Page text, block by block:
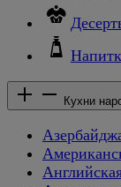
Кухни